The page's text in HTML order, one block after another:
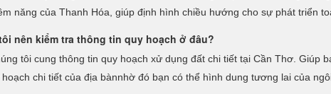
năng của Thanh Hóa, giúp định hình chiều hướng cho sự phát triển
nên kiểm tra thông tin quy hoạch ở đâu?
tôi cung thông tin quy hoạch xử dụng đất chi tiết tại Cần Thơ. Giúp
chi tiết của địa bànnhờ đó bạn có thể hình dung tương lai của